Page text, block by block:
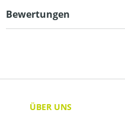
Bewertungen
ÜBER UNS